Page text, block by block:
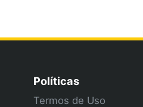
Políticas
Termos de Uso